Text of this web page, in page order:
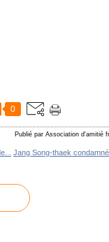
0
Publié par Association d'amitié
Jang Song-thaek